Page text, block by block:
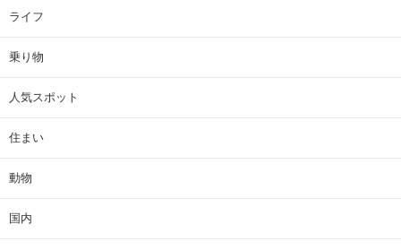
ライフ
乗り物
人気スポット
住まい
動物
国内